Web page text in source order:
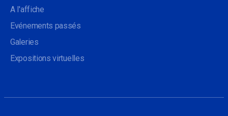
A l'affiche
Evénements passés
Galeries
Expositions virtuelles